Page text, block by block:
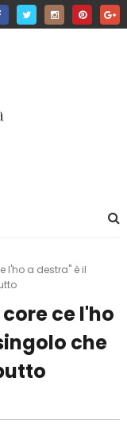
l'ho a destra" è il
core ce l'ho
che